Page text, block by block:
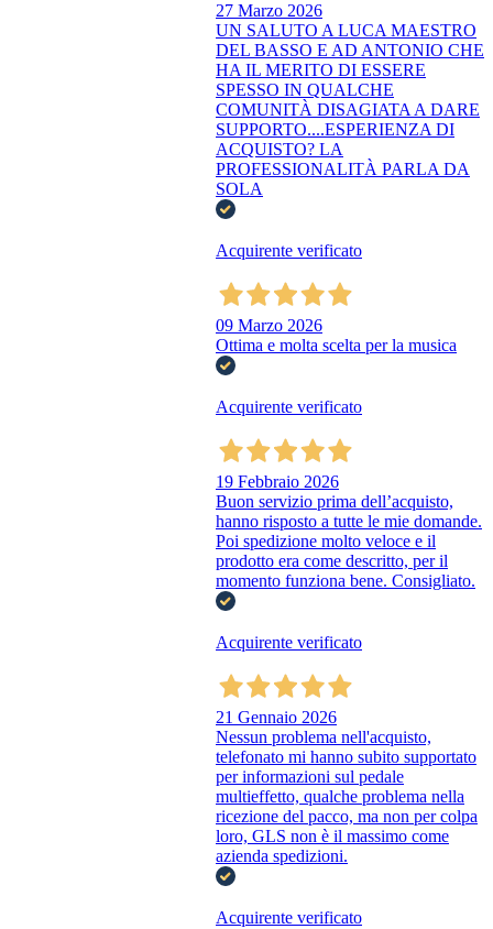
27 Marzo 2026
UN SALUTO A LUCA MAESTRO
DEL BASSO E AD ANTONIO CHE
HA IL MERITO DI ESSERE
SPESSO IN QUALCHE
COMUNITÀ DISAGIATA A DARE
SUPPORTO....ESPERIENZA DI
ACQUISTO? LA
PROFESSIONALITÀ PARLA DA
SOLA
Acquirente verificato
09 Marzo 2026
Ottima e molta scelta per la musica
Acquirente verificato
19 Febbraio 2026
Buon servizio prima dell’acquisto,
hanno risposto a tutte le mie domande.
Poi spedizione molto veloce e il
prodotto era come descritto, per il
momento funziona bene. Consigliato.
Acquirente verificato
21 Gennaio 2026
Nessun problema nell'acquisto,
telefonato mi hanno subito supportato
per informazioni sul pedale
multieffetto, qualche problema nella
ricezione del pacco, ma non per colpa
loro, GLS non è il massimo come
azienda spedizioni.
Acquirente verificato